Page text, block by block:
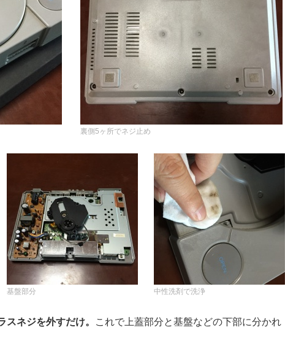
裏側5ヶ所でネジ止め
基盤部分 中性洗剤で洗浄
スネジを外すだけ。
これで上蓋部分と基盤などの下部に分かれ